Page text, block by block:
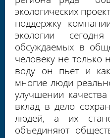
экологических
поддержку
экологии
обсуждаемых в
человеку не только
воду он пьет и
многие люди
улучшении
вклад в дело
людей, а их
объединяют